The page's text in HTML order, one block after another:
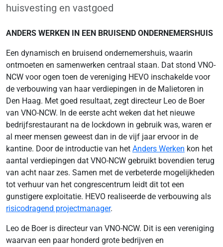
huisvesting en vastgoed
ANDERS WERKEN IN EEN BRUISEND ONDERNEMERSHUIS
Een dynamisch en bruisend ondernemershuis, waarin
ontmoeten en samenwerken centraal staan. Dat stond VNO-
NCW voor ogen toen de vereniging HEVO inschakelde voor
de verbouwing van haar verdiepingen in de Malietoren in
Den Haag. Met goed resultaat, zegt directeur Leo de Boer
van VNO-NCW. In de eerste acht weken dat het nieuwe
bedrijfsrestaurant na de lockdown in gebruik was, waren er
al meer mensen geweest dan in de vijf jaar ervoor in de
kantine. Door de introductie van het Anders Werken kon het
aantal verdiepingen dat VNO-NCW gebruikt bovendien terug
van acht naar zes. Samen met de verbeterde mogelijkheden
tot verhuur van het congrescentrum leidt dit tot een
gunstigere exploitatie. HEVO realiseerde de verbouwing als
risicodragend projectmanager.
Leo de Boer is directeur van VNO-NCW. Dit is een vereniging
waarvan een paar honderd grote bedrijven en